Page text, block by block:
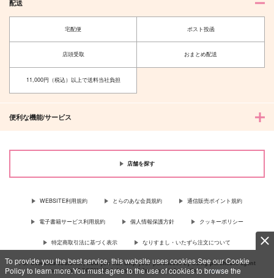
To provide you the best service, this website uses cookies.See our Cookie
Policy to learn more.You must agree to the use of cookies to browse the
配送
宅配便 ポスト投函
店頭受取 おまとめ配送
11,000円（税込）以上で送料当社負担
便利な機能/サービス
店舗を探す
WEBSITE利用規約 とらのあな会員規約 通信販売ポイント規約
電子書籍サービス利用規約 個人情報保護方針 クッキーポリシー
特定商取引法に基づく表示 なりすまし・いたずら注文について
For Overseas customer, now you can ship your purchases by using purchases agent
services “AOCS”! Click {more…} for more information …more